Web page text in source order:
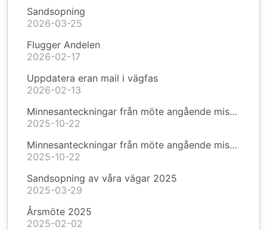
Sandsopning
2026-03-25
Flugger Andelen
2026-02-17
Uppdatera eran mail i vägfas
2026-02-13
Minnesanteckningar från möte angående missfärgat vatten
2025-10-22
Minnesanteckningar från möte angående missfärgat vatten
2025-10-22
Sandsopning av våra vägar 2025
2025-03-29
Årsmöte 2025
2025-02-02